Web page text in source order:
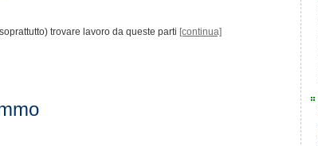
trovare lavoro da queste parti [continua]